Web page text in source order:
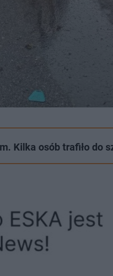
Kilka osób trafiło do